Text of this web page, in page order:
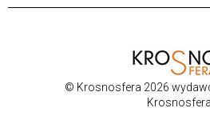
© Krosnosfera 2026
Krosnosfera